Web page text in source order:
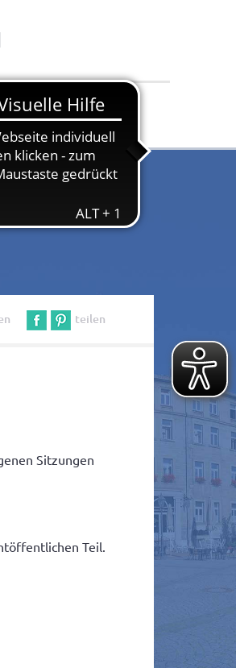
& Kultur
teilen
Sitzungen
Teil.